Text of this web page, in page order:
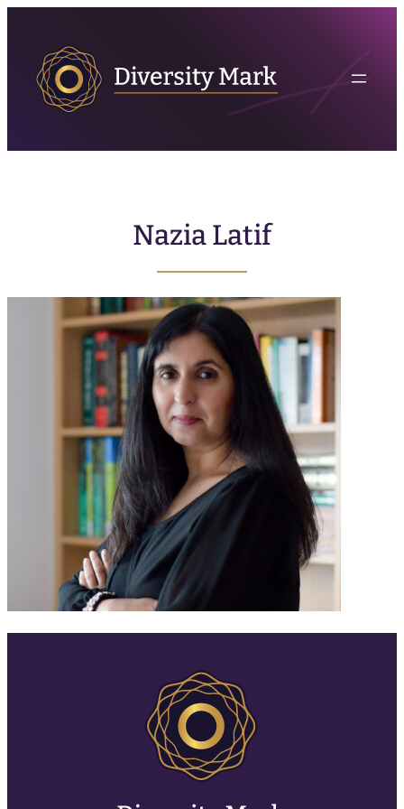
Nazia Latif